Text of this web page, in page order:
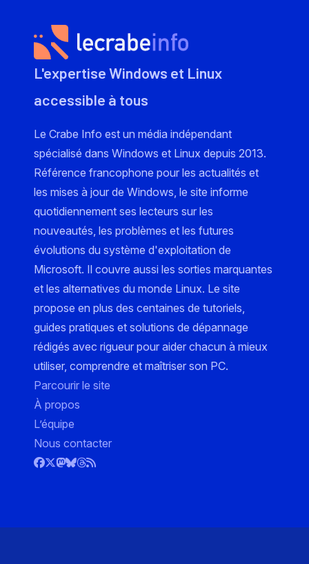
L'expertise Windows et Linux
accessible à tous
Le Crabe Info est un média indépendant
spécialisé dans Windows et Linux depuis 2013.
Référence francophone pour les actualités et
les mises à jour de Windows, le site informe
quotidiennement ses lecteurs sur les
nouveautés, les problèmes et les futures
évolutions du système d'exploitation de
Microsoft. Il couvre aussi les sorties marquantes
et les alternatives du monde Linux. Le site
propose en plus des centaines de tutoriels,
guides pratiques et solutions de dépannage
rédigés avec rigueur pour aider chacun à mieux
utiliser, comprendre et maîtriser son PC.
Parcourir le site
À propos
L’équipe
Nous contacter